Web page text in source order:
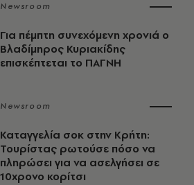
Newsroom
Για πέμπτη συνεχόμενη χρονιά ο
Βλαδίμηρος Κυριακίδης
επισκέπτεται το ΠΑΓΝΗ
Newsroom
Καταγγελία σοκ στην Κρήτη:
Τουρίστας ρωτούσε πόσο να
πληρώσει για να ασελγήσει σε
10χρονο κορίτσι